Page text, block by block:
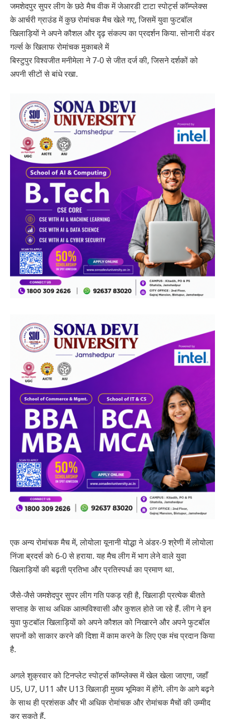
जमशेदपुर सुपर लीग के छठे मैच वीक में जेआरडी टाटा स्पोर्ट्स कॉम्प्लेक्स
के आर्चरी ग्राउंड में कुछ रोमांचक मैच खेले गए, जिसमें युवा फुटबॉल
खिलाड़ियों ने अपने कौशल और दृढ़ संकल्प का प्रदर्शन किया. सोनारी वंडर
गर्ल्स के खिलाफ रोमांचक मुकाबले में
बिस्टुपुर विश्वजीत मनीमेला ने 7-0 से जीत दर्ज की, जिसने दर्शकों को
अपनी सीटों से बांधे रखा.
एक अन्य रोमांचक मैच में, लोयोला यूनानी योद्धा ने अंडर-9 श्रेणी में लोयोला
निंजा ब्रदर्स को 6-0 से हराया. यह मैच लीग में भाग लेने वाले युवा
खिलाड़ियों की बढ़ती प्रतिभा और प्रतिस्पर्धा का प्रमाण था.
जैसे-जैसे जमशेदपुर सुपर लीग गति पकड़ रही है, खिलाड़ी प्रत्येक बीतते
सप्ताह के साथ अधिक आत्मविश्वासी और कुशल होते जा रहे हैं. लीग ने इन
युवा फुटबॉल खिलाड़ियों को अपने कौशल को निखारने और अपने फुटबॉल
सपनों को साकार करने की दिशा में काम करने के लिए एक मंच प्रदान किया
है.
अगले शुक्रवार को टिनप्लेट स्पोर्ट्स कॉम्प्लेक्स में खेल खेला जाएगा, जहाँ
U5, U7, U11 और U13 खिलाड़ी मुख्य भूमिका में होंगे. लीग के आगे बढ़ने
के साथ ही प्रशंसक और भी अधिक रोमांचक और रोमांचक मैचों की उम्मीद
कर सकते हैं.